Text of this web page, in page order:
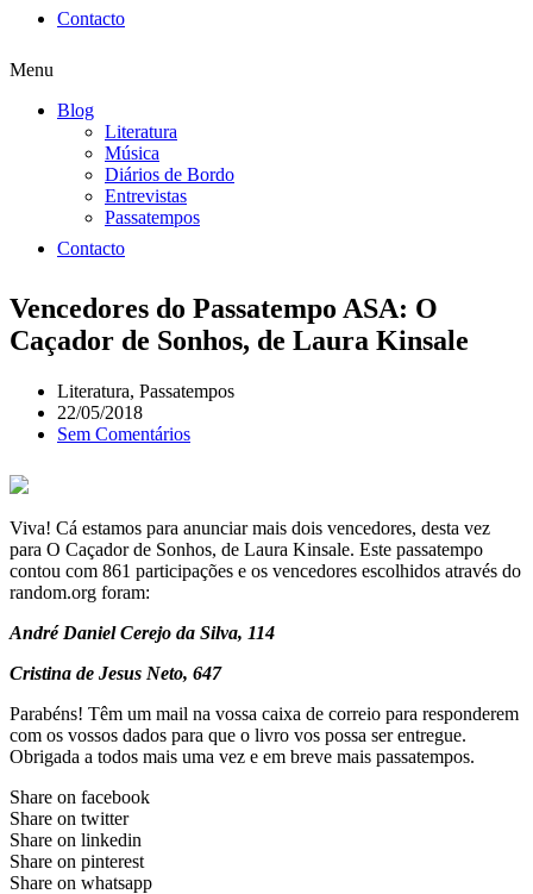
Contacto
Menu
Blog
Literatura
Música
Diários de Bordo
Entrevistas
Passatempos
Contacto
Vencedores do Passatempo ASA: O
Caçador de Sonhos, de Laura Kinsale
Literatura, Passatempos
22/05/2018
Sem Comentários
Viva! Cá estamos para anunciar mais dois vencedores, desta vez
para O Caçador de Sonhos, de Laura Kinsale. Este passatempo
contou com 861 participações e os vencedores escolhidos através do
random.org foram:
André Daniel Cerejo da Silva, 114
Cristina de Jesus Neto, 647
Parabéns! Têm um mail na vossa caixa de correio para responderem
com os vossos dados para que o livro vos possa ser entregue.
Obrigada a todos mais uma vez e em breve mais passatempos.
Share on facebook
Share on twitter
Share on linkedin
Share on pinterest
Share on whatsapp